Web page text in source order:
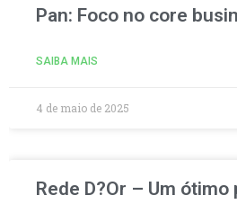
Pan: Foco no core
SAIBA MAIS
4 de maio de 2025
Rede D?Or – Um